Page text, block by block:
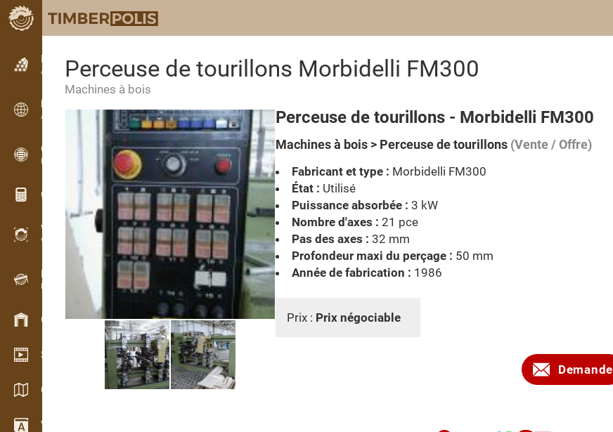
Petites annonces
Annonces texte
Petites annonces
Annonces internationales
OPTI-TIMB
Plans de débit
Calculateurs pour le bois
WoodProfi
Volume de bois avec IA
Enregistreur
Inventaire du bois sur le terrain
Gestion du stock
Schowroom vidéo
Catalogues / Brochures
Vocabulaire
Perceuse de tourillons Morbidelli FM300
Machines à bois
Perceuse de tourillons - Morbidelli FM300
Machines à bois > Perceuse de tourillons (Vente / Offre)
Fabricant et type : Morbidelli FM300
État : Utilisé
Puissance absorbée : 3 kW
Nombre d'axes : 21 pce
Pas des axes : 32 mm
Profondeur maxi du perçage : 50 mm
Année de fabrication : 1986
Prix : Prix négociable
Demande